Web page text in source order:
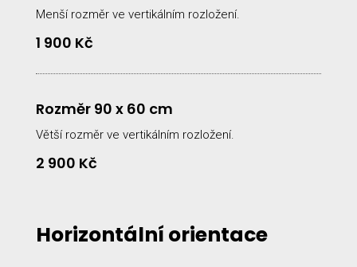
Menší rozměr ve vertikálním rozložení.
1 900 Kč
Rozměr 90 x 60 cm
Větší rozměr ve vertikálním rozložení.
2 900 Kč
Horizontální orientace